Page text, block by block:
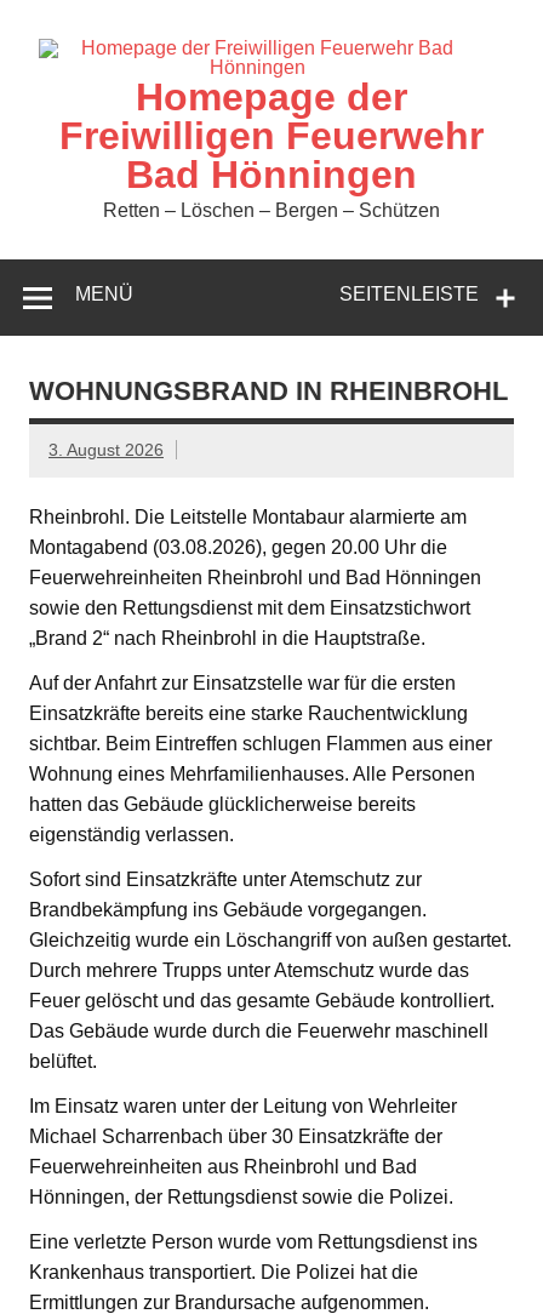
springen
Homepage der
Freiwilligen Feuerwehr
Bad Hönningen
Retten – Löschen – Bergen – Schützen
SEITENLEISTE
MENÜ
WOHNUNGSBRAND IN RHEINBROHL
3. August 2026
Rheinbrohl. Die Leitstelle Montabaur alarmierte am
Montagabend (03.08.2026), gegen 20.00 Uhr die
Feuerwehreinheiten Rheinbrohl und Bad Hönningen
sowie den Rettungsdienst mit dem Einsatzstichwort
„Brand 2“ nach Rheinbrohl in die Hauptstraße.
Auf der Anfahrt zur Einsatzstelle war für die ersten
Einsatzkräfte bereits eine starke Rauchentwicklung
sichtbar. Beim Eintreffen schlugen Flammen aus einer
Wohnung eines Mehrfamilienhauses. Alle Personen
hatten das Gebäude glücklicherweise bereits
eigenständig verlassen.
Sofort sind Einsatzkräfte unter Atemschutz zur
Brandbekämpfung ins Gebäude vorgegangen.
Gleichzeitig wurde ein Löschangriff von außen gestartet.
Durch mehrere Trupps unter Atemschutz wurde das
Feuer gelöscht und das gesamte Gebäude kontrolliert.
Das Gebäude wurde durch die Feuerwehr maschinell
belüftet.
Im Einsatz waren unter der Leitung von Wehrleiter
Michael Scharrenbach über 30 Einsatzkräfte der
Feuerwehreinheiten aus Rheinbrohl und Bad
Hönningen, der Rettungsdienst sowie die Polizei.
Eine verletzte Person wurde vom Rettungsdienst ins
Krankenhaus transportiert. Die Polizei hat die
Ermittlungen zur Brandursache aufgenommen.